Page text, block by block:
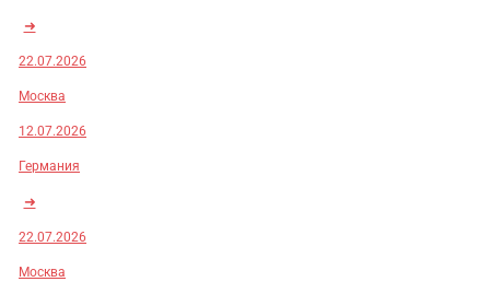
➜
22.07.2026
Москва
12.07.2026
Германия
➜
22.07.2026
Москва